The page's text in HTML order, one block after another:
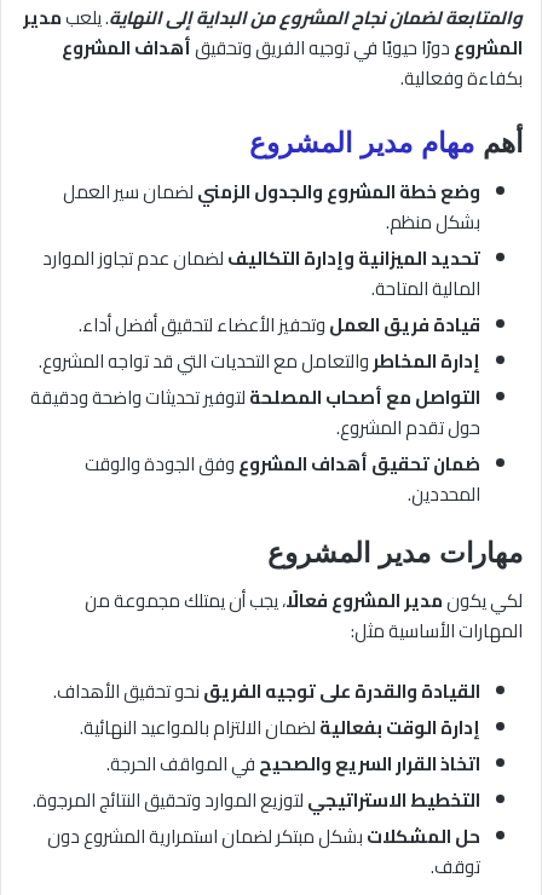
والمتابعة لضمان نجاح المشروع من البداية إلى النهاية. يلعبمدير
المشروعدورًا حيويًا في توجيه الفريق وتحقيقأهداف المشروع
بكفاءة وفعالية.
أهم مهام مدير المشروع
وضع خطة المشروع والجدول الزمنيلضمان سير العمل
بشكل منظم.
تحديد الميزانية وإدارة التكاليفلضمان عدم تجاوز الموارد
المالية المتاحة.
قيادة فريق العملوتحفيز الأعضاء لتحقيق أفضل أداء.
إدارة المخاطروالتعامل مع التحديات التي قد تواجه المشروع.
التواصل مع أصحاب المصلحةلتوفير تحديثات واضحة ودقيقة
حول تقدم المشروع.
ضمان تحقيق أهداف المشروعوفق الجودة والوقت
المحددين.
مهارات مدير المشروع
لكي يكونمدير المشروع فعالًا، يجب أن يمتلك مجموعة من
المهارات الأساسية مثل:
القيادة والقدرة على توجيه الفريقنحو تحقيق الأهداف.
إدارة الوقت بفعاليةلضمان الالتزام بالمواعيد النهائية.
اتخاذ القرار السريع والصحيحفي المواقف الحرجة.
التخطيط الاستراتيجيلتوزيع الموارد وتحقيق النتائج المرجوة.
حل المشكلاتبشكل مبتكر لضمان استمرارية المشروع دون
توقف.